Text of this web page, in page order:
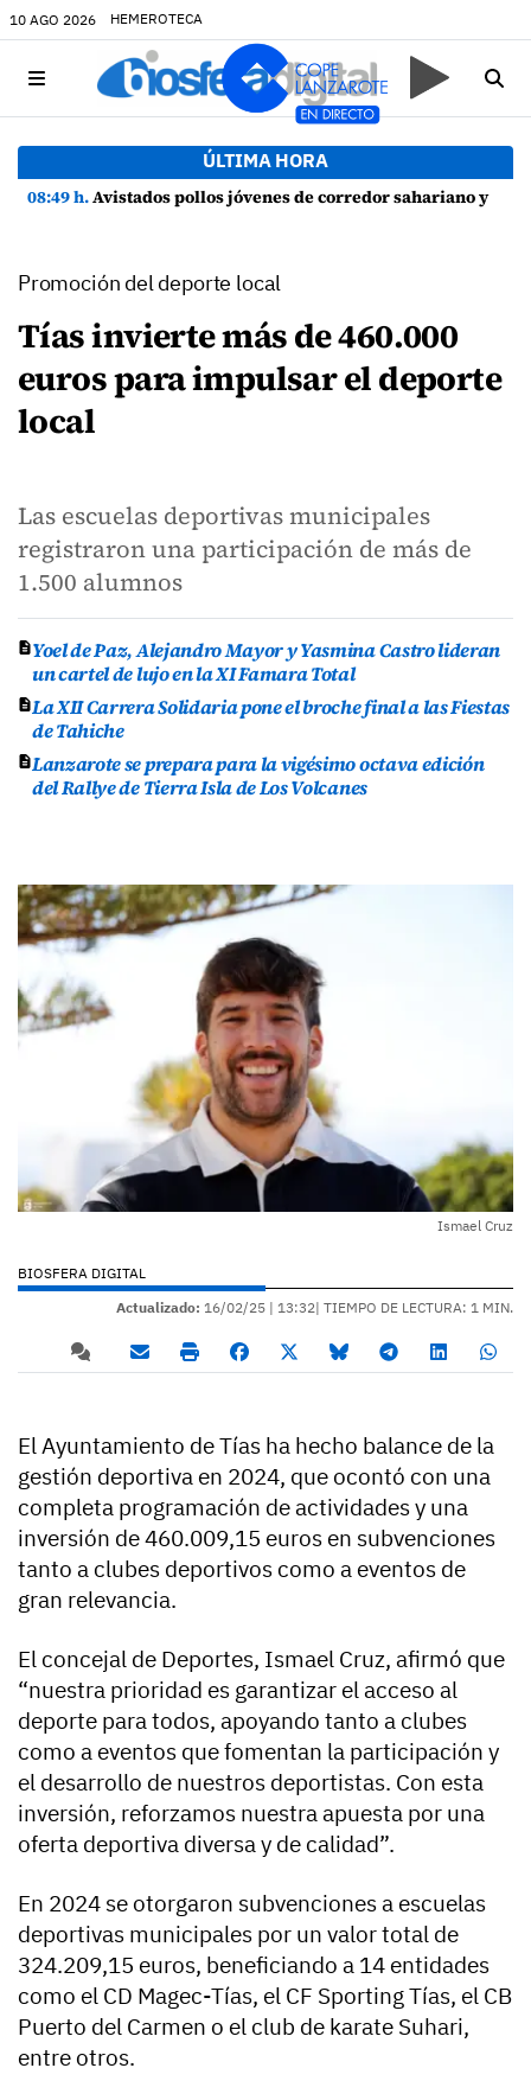
10 AGO 2026 HEMEROTECA
ÚLTIMA HORA
08:49 h.Avistados pollos jóvenes de corredor sahariano y episodios de cortejo de hubara cerca del rally de Lanzarote
Promoción del deporte local
Tías invierte más de 460.000
euros para impulsar el deporte
local
Las escuelas deportivas municipales
registraron una participación de más de
1.500 alumnos
Yoel de Paz, Alejandro Mayor y Yasmina Castro lideran
un cartel de lujo en la XI Famara Total
La XII Carrera Solidaria pone el broche final a las Fiestas
de Tahiche
Lanzarote se prepara para la vigésimo octava edición
del Rallye de Tierra Isla de Los Volcanes
Ismael Cruz
BIOSFERA DIGITAL
Actualizado: 16/02/25 | 13:32| TIEMPO DE LECTURA: 1 MIN.
El Ayuntamiento de Tías ha hecho balance de la
gestión deportiva en 2024, que ocontó con una
completa programación de actividades y una
inversión de 460.009,15 euros en subvenciones
tanto a clubes deportivos como a eventos de
gran relevancia.
El concejal de Deportes, Ismael Cruz, afirmó que
“nuestra prioridad es garantizar el acceso al
deporte para todos, apoyando tanto a clubes
como a eventos que fomentan la participación y
el desarrollo de nuestros deportistas. Con esta
inversión, reforzamos nuestra apuesta por una
oferta deportiva diversa y de calidad”.
En 2024 se otorgaron subvenciones a escuelas
deportivas municipales por un valor total de
324.209,15 euros, beneficiando a 14 entidades
como el CD Magec-Tías, el CF Sporting Tías, el CB
Puerto del Carmen o el club de karate Suhari,
entre otros.